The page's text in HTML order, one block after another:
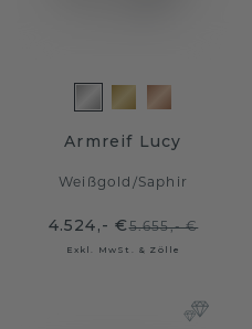
Armreif Lucy
Weißgold /Saphir
4.524,- €5.655,- €
Exkl. MwSt. & Zölle